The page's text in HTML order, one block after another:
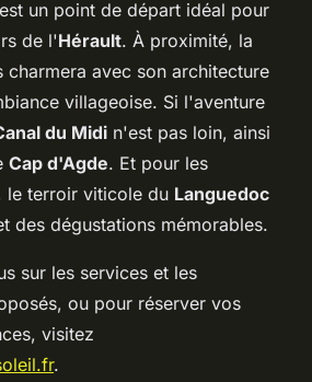
un point de départ idéal pour
de l'Hérault. À proximité, la
charmera avec son architecture
villageoise. Si l'aventure
du Midi n'est pas loin, ainsi
Cap d'Agde. Et pour les
le terroir viticole du Languedoc
des dégustations mémorables.
sur les services et les
ou pour réserver vos
visitez
.